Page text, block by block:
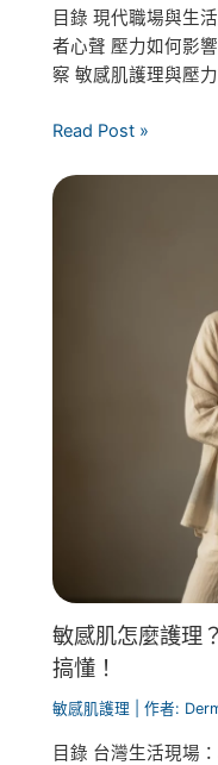
目錄 現代職場與生
者心聲 壓力如何影
察 敏感肌護理與壓
Read Post »
敏感肌怎麼護理
搞懂！
敏感肌護理 | 作者:
目錄 台灣生活現場